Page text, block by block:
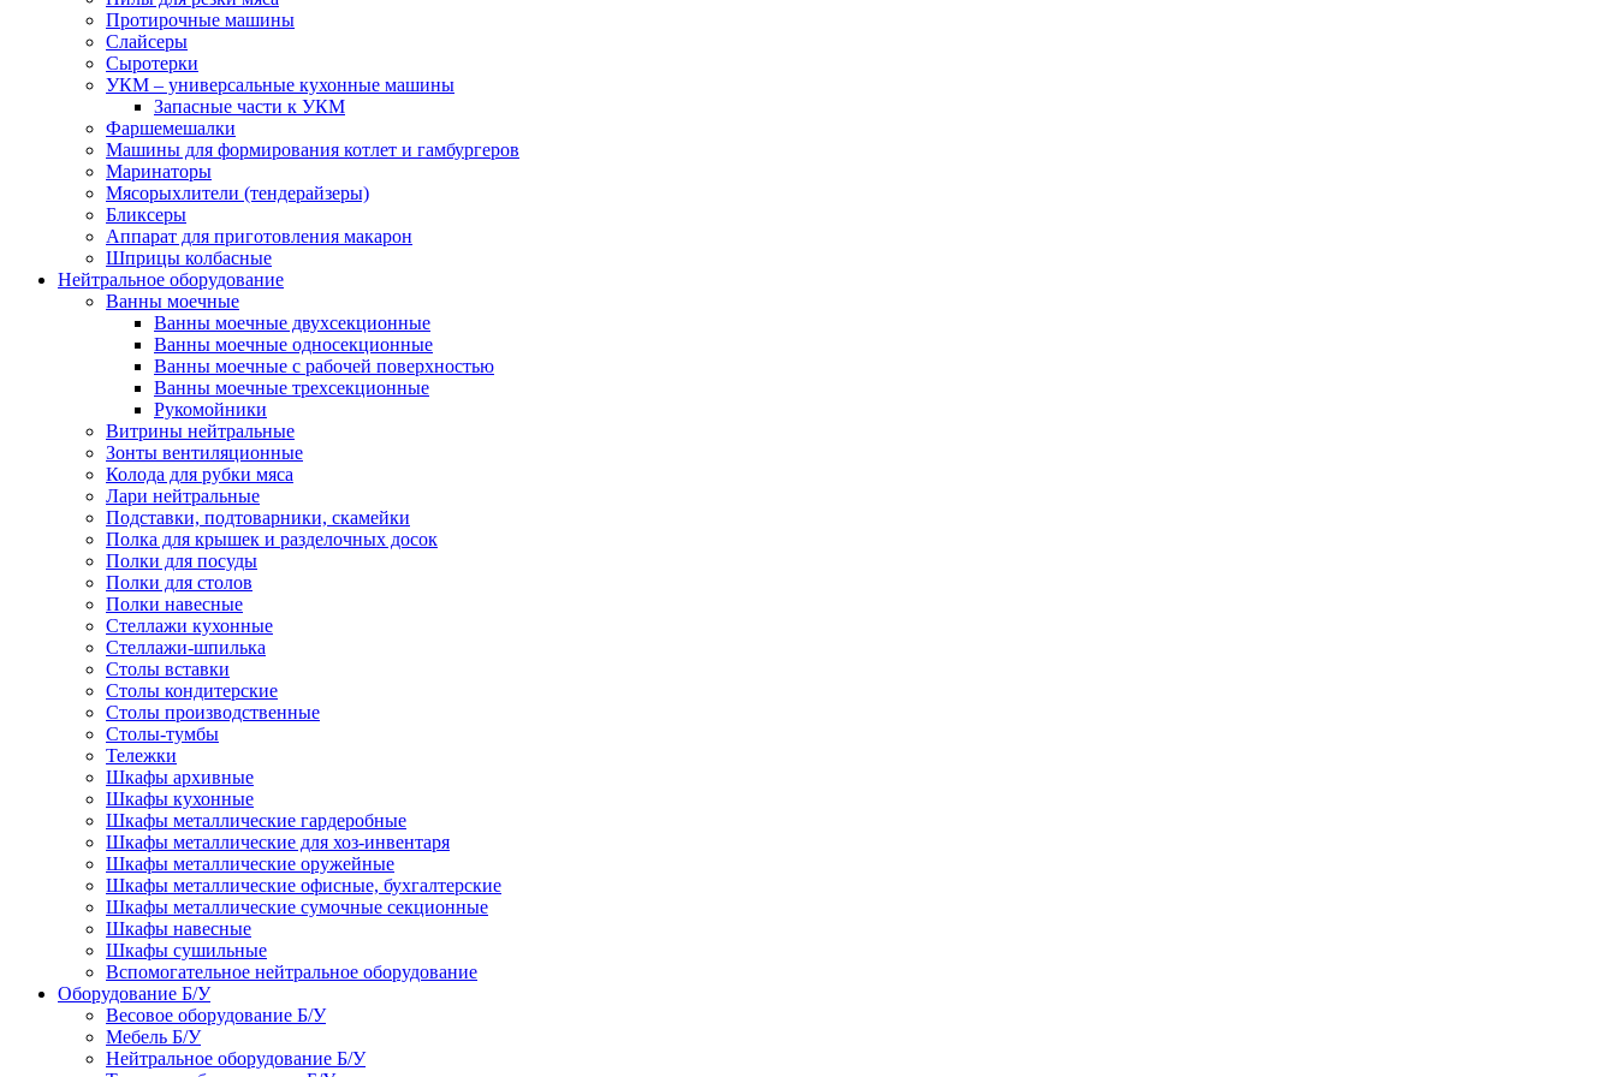
Протирочные машины
Слайсеры
Сыротерки
УКМ – универсальные кухонные машины
Запасные части к УКМ
Фаршемешалки
Машины для формирования котлет и гамбургеров
Маринаторы
Мясорыхлители (тендерайзеры)
Бликсеры
Аппарат для приготовления макарон
Шприцы колбасные
Нейтральное оборудование
Ванны моечные
Ванны моечные двухсекционные
Ванны моечные односекционные
Ванны моечные с рабочей поверхностью
Ванны моечные трехсекционные
Рукомойники
Витрины нейтральные
Зонты вентиляционные
Колода для рубки мяса
Лари нейтральные
Подставки, подтоварники, скамейки
Полка для крышек и разделочных досок
Полки для посуды
Полки для столов
Полки навесные
Стеллажи кухонные
Стеллажи-шпилька
Столы вставки
Столы кондитерские
Столы производственные
Столы-тумбы
Тележки
Шкафы архивные
Шкафы кухонные
Шкафы металлические гардеробные
Шкафы металлические для хоз-инвентаря
Шкафы металлические оружейные
Шкафы металлические офисные, бухгалтерские
Шкафы металлические сумочные секционные
Шкафы навесные
Шкафы сушильные
Вспомогательное нейтральное оборудование
Оборудование Б/У
Весовое оборудование Б/У
Мебель Б/У
Нейтральное оборудование Б/У